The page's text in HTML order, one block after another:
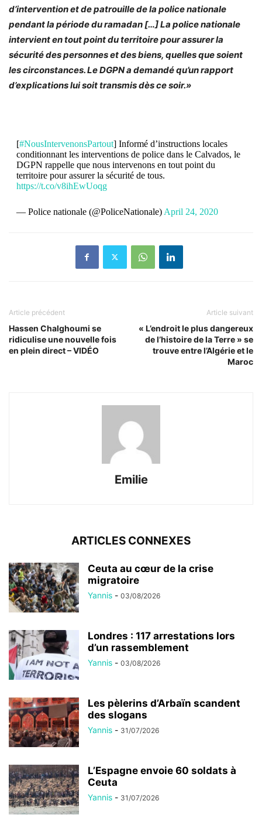
d’intervention et de patrouille de la police nationale
pendant la période du ramadan […] La police nationale
intervient en tout point du territoire pour assurer la
sécurité des personnes et des biens, quelles que soient
les circonstances. Le DGPN a demandé qu’un rapport
d’explications lui soit transmis dès ce soir.»
[#NousIntervenonsPartout] Informé d’instructions locales
conditionnant les interventions de police dans le Calvados, le
DGPN rappelle que nous intervenons en tout point du
territoire pour assurer la sécurité de tous.
https://t.co/v8ihEwUoqg
— Police nationale (@PoliceNationale) April 24, 2020
Article précédent
Hassen Chalghoumi se
ridiculise une nouvelle fois
en plein direct – VIDÉO
Article suivant
« L’endroit le plus dangereux
de l’histoire de la Terre » se
trouve entre l’Algérie et le
Maroc
Emilie
ARTICLES CONNEXES
Ceuta au cœur de la crise
migratoire
Yannis - 03/08/2026
Londres : 117 arrestations lors
d’un rassemblement
Yannis - 03/08/2026
Les pèlerins d’Arbaïn scandent
des slogans
Yannis - 31/07/2026
L’Espagne envoie 60 soldats à
Ceuta
Yannis - 31/07/2026